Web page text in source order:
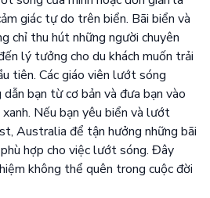
giác tự do trên biển. Bãi biển và
chỉ thu hút những người chuyên
lý tưởng cho du khách muốn trải
tiên. Các giáo viên lướt sóng
bạn từ cơ bản và đưa bạn vào
Nếu bạn yêu biển và lướt
Australia để tận hưởng những bãi
hợp cho việc lướt sóng. Đây
không thể quên trong cuộc đời